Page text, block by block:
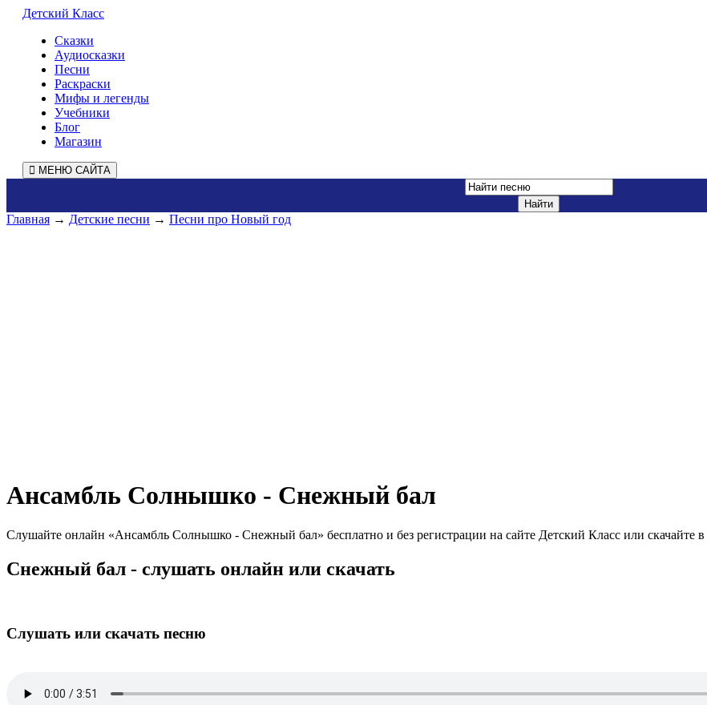
Детский Класс
Сказки
Аудиосказки
Песни
Раскраски
Мифы и легенды
Учебники
Блог
Магазин
МЕНЮ САЙТА
Главная → Детские песни → Песни про Новый год
Ансамбль Солнышко - Снежный бал
Слушайте онлайн «Ансамбль Солнышко - Снежный бал» бесплатно и без регистрации на сайте Детский Класс или скачайте
Снежный бал - слушать онлайн или скачать
Слушать или скачать песню